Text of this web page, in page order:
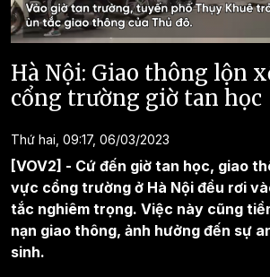
Hà Nội: Giao thông lộn
cổng trường giờ tan học
Thứ hai, 09:17, 06/03/2023
[VOV2] - Cứ đến giờ tan học, giao
vực cổng trường ở Hà Nội đều rơi
tắc nghiêm trọng. Việc này cũng
nạn giao thông, ảnh hưởng đến sự
sinh.